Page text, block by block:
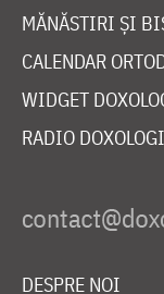
MĂNĂSTIRI ȘI
CALENDAR
WIDGET
RADIO
DESPRE NOI